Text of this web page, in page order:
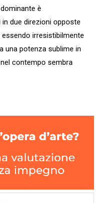
è
due direzioni opposte
irresistibilmente
una potenza sublime in
contempo sembra